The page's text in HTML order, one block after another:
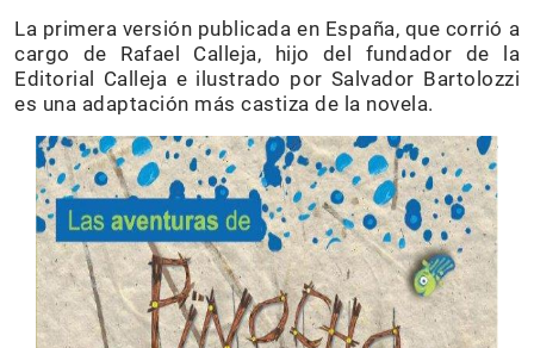
La primera versión publicada en España, que corrió a
cargo de Rafael Calleja, hijo del fundador de la
Editorial Calleja e ilustrado por Salvador Bartolozzi
es una adaptación más castiza de la novela.